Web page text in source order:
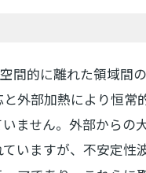
間的に離れた領域間
外部加熱により恒
ません。外部からの
いますが、不安定